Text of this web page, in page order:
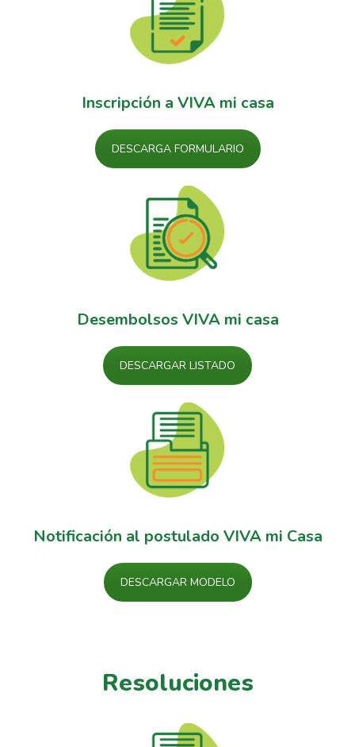
Inscripción a VIVA mi casa
DESCARGA FORMULARIO
Desembolsos VIVA mi casa
DESCARGAR LISTADO
Notificación al postulado VIVA mi Casa
DESCARGAR MODELO
Resoluciones